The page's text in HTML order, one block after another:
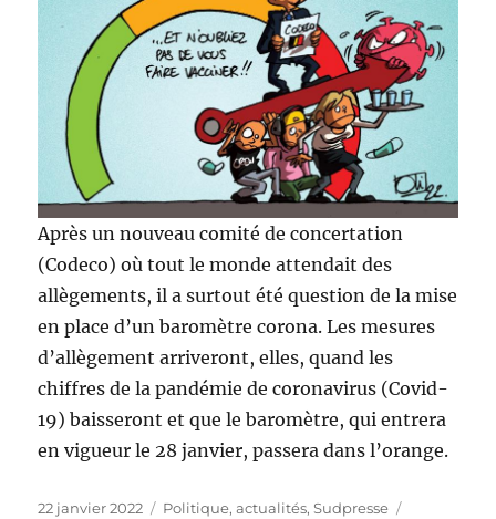
Après un nouveau comité de concertation
(Codeco) où tout le monde attendait des
allègements, il a surtout été question de la mise
en place d’un baromètre corona. Les mesures
d’allègement arriveront, elles, quand les
chiffres de la pandémie de coronavirus (Covid-
19) baisseront et que le baromètre, qui entrera
en vigueur le 28 janvier, passera dans l’orange.
Publié
22 janvier 2022 Catégories
Politique, actualités,Sudpresse